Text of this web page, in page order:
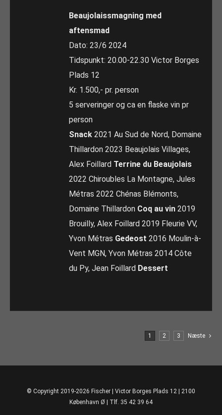
Beaujolaissmagning med
aftensmad
Dato: 23/6 2024
Tidspunkt: 20.00-22.30 Victor Borges
Plads 12
Kr. 1.500,- pr. person
5 serveringer og ca en flaske vin pr
person
Snack 2021 Au Sud de Nord, Domaine
Thillardon 2023 Beaujolais Villages,
Alex Foillard Terrine du Beaujolais
2022 Chiroubles La Montagne, Jules
Métras 2022 Chénas Blémonts,
Domaine Thillardon Coq au vin 2019
Brouilly, Alex Foillard 2019 Fleurie VV,
Yvon Métras Gedeost 2016 Moulin-à-
Vent MGN, Yvon Métras 2014 Côte
du Py, Jean Foillard Dessert
1 2 3 Næste
© Copyright 2019-2026 Fischer | Victor Borges Plads 12 | 2100
København Ø | Tlf. 35 42 39 64